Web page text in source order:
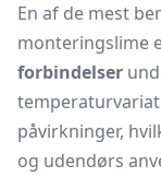
En af de mest
monteringslime
forbindelser
påvirkninger,
og udendørs